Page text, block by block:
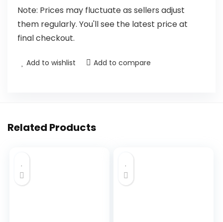
Note: Prices may fluctuate as sellers adjust
them regularly. You'll see the latest price at
final checkout.
Add to wishlist Add to compare
Related Products